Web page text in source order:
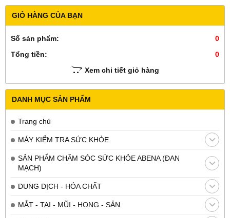
GIỎ HÀNG CỦA BẠN
Số sản phẩm:
0
Tổng tiền:
0
Xem chi tiết giỏ hàng
DANH MỤC SẢN PHẨM
Trang chủ
MÁY KIỂM TRA SỨC KHỎE
SẢN PHẨM CHĂM SÓC SỨC KHỎE ABENA (ĐAN
MẠCH)
DUNG DỊCH - HÓA CHẤT
MẮT - TAI - MŨI - HỌNG - SẢN